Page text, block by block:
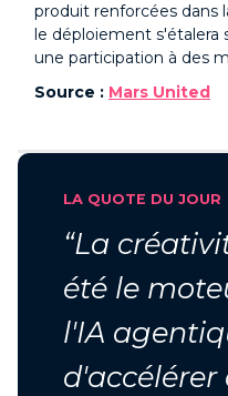
produit renforcées dans
le déploiement s'étalera
une participation à des
Source : Mars United
LA QUOTE DU JOUR
“La
été le
l'IA
d'accélérer